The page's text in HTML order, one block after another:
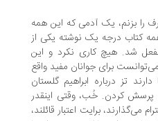
یک آدمی که این همه
درجه یک نوشته یکی از
هیچ کاری نکرد و این
جوانان مفید واقع
درباره ابراهیم گلستان
خُب، وقتی اینقدر
برایت اعتبار قائلند،